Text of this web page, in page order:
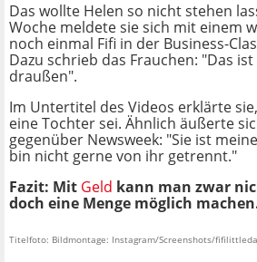
Das wollte Helen so nicht stehen
Woche meldete sie sich mit einem
noch einmal Fifi in der Business-
Dazu schrieb das Frauchen: "Das
draußen".
Im Untertitel des Videos erklärte
eine Tochter sei. Ähnlich äußerte
gegenüber Newsweek: "Sie ist
bin nicht gerne von ihr getrennt."
Fazit: Mit Geld kann man zwar
doch eine Menge möglich
Titelfoto: Bildmontage: Instagram/Screenshots/